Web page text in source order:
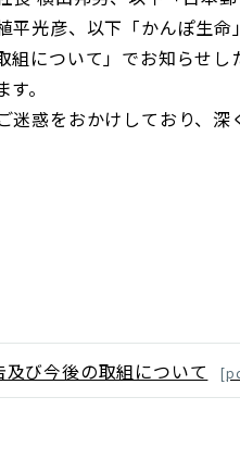
光彦、以下「かんぽ生
について」でお知らせ
。
惑をおかけしており、
び今後の取組について [